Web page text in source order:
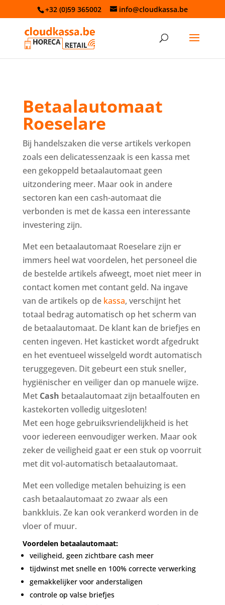
+32 (0)59 365002 info@cloudkassa.be
Betaalautomaat
Roeselare
Bij handelszaken die verse artikels verkopen
zoals een delicatessenzaak is een kassa met
een gekoppeld betaalautomaat geen
uitzondering meer. Maar ook in andere
sectoren kan een cash-automaat die
verbonden is met de kassa een interessante
investering zijn.
Met een betaalautomaat Roeselare zijn er
immers heel wat voordelen, het personeel die
de bestelde artikels afweegt, moet niet meer in
contact komen met contant geld. Na ingave
van de artikels op de kassa, verschijnt het
totaal bedrag automatisch op het scherm van
de betaalautomaat. De klant kan de briefjes en
centen ingeven. Het kasticket wordt afgedrukt
en het eventueel wisselgeld wordt automatisch
teruggegeven. Dit gebeurt een stuk sneller,
hygiënischer en veiliger dan op manuele wijze.
Met Cash betaalautomaat zijn betaalfouten en
kastekorten volledig uitgesloten!
Met een hoge gebruiksvriendelijkheid is het
voor iedereen eenvoudiger werken. Maar ook
zeker de veiligheid gaat er een stuk op voorruit
met dit vol-automatisch betaalautomaat.
Met een volledige metalen behuizing is een
cash betaalautomaat zo zwaar als een
bankkluis. Ze kan ook verankerd worden in de
vloer of muur.
Voordelen betaalautomaat:
veiligheid, geen zichtbare cash meer
tijdwinst met snelle en 100% correcte verwerking
gemakkelijker voor anderstaligen
controle op valse briefjes